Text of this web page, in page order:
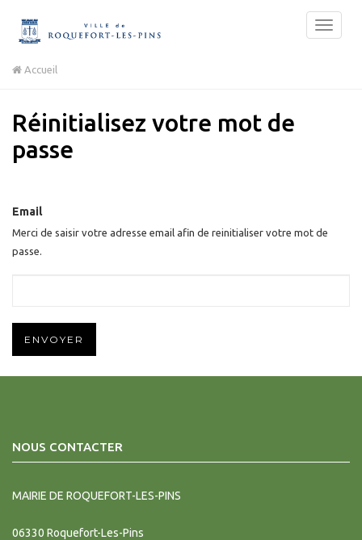
Accueil
Réinitialisez votre mot de
passe
Email
Merci de saisir votre adresse email afin de reinitialiser votre mot de
passe.
NOUS CONTACTER
MAIRIE DE ROQUEFORT-LES-PINS
06330 Roquefort-Les-Pins